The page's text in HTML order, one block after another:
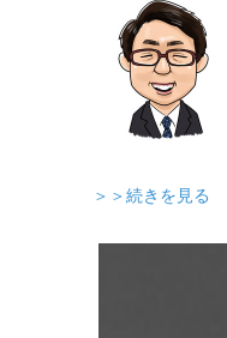
＞＞続きを見る